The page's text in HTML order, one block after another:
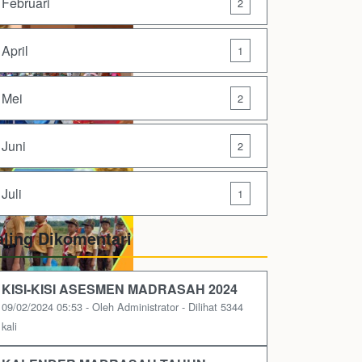
April 1
Mei 2
Juni 2
Juli 1
Dikomentari
KISI-KISI ASESMEN MADRASAH 2024
09/02/2024 05:53 - Oleh Administrator - Dilihat 5344
kali